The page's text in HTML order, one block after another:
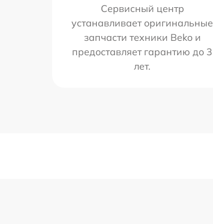
Сервисный центр
устанавливает оригинальные
запчасти техники Beko и
предоставляет гарантию до 3
лет.